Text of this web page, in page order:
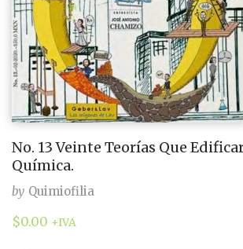
No. 13 Veinte Teorías Que
Química.
by Quimiofilia
$0.00 +IVA